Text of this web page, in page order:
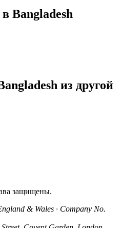
Bangladesh
из другой
защищены.
& Wales · Company No.